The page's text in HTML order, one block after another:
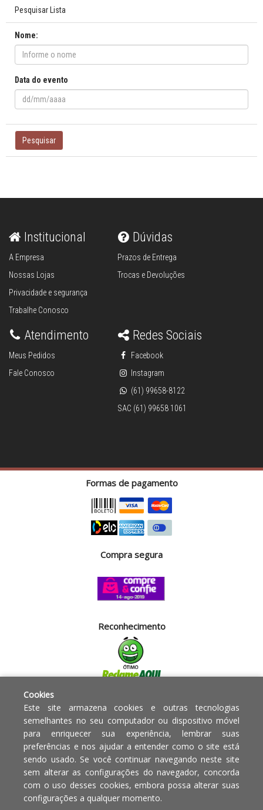
Pesquisar Lista
Nome:
Data do evento
Pesquisar
Institucional
A Empresa
Nossas Lojas
Privacidade e segurança
Trabalhe Conosco
Dúvidas
Prazos de Entrega
Trocas e Devoluções
Atendimento
Meus Pedidos
Fale Conosco
Redes Sociais
Facebook
Instagram
(61) 99658-8122
SAC (61) 99658 1061
Formas de pagamento
Compra segura
Reconhecimento
Powered by:
Copyright © 2010 - 2017 Razão
social Blumenau - RA OBJETOS PARA
O LAR EIRELI CNPJ -
Em caso de divergência de
preços, o valor válido é o do
Cookies
Este site armazena cookies e outras tecnologias
semelhantes no seu computador ou dispositivo móvel
para enriquecer sua experiência, lembrar suas
preferências e nos ajudar a entender como o site está
sendo usado. Se você continuar navegando neste site
sem alterar as configurações do navegador, concorda
com o uso desses cookies, embora possa alterar suas
configurações a qualquer momento.